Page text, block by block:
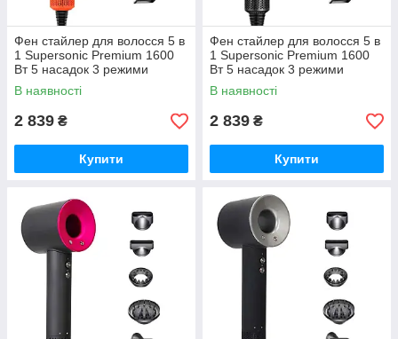
Фен стайлер для волосся 5 в
1 Supersonic Premium 1600
Вт 5 насадок 3 режими
швидкості Рожевий
PH770PBL
В наявності
2 839 ₴
Купити
Фен стайлер для волосся 5 в
1 Supersonic Premium 1600
Вт 5 насадок 3 режими
швидкості Золотий
PH770GGOLD
В наявності
2 839 ₴
Купити